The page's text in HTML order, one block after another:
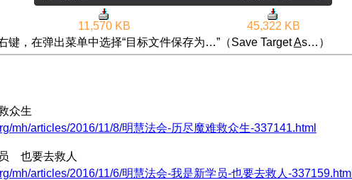
11,570 KB
45,322 KB
键，在弹出菜单中选择“目标文件保存为…”（Save TargetAs…）
众生
mh/articles/2016/11/8/明慧法会-历尽魔难救众生-337141.html
也要去救人
mh/articles/2016/11/6/明慧法会-我是新学员-也要去救人-337159.html